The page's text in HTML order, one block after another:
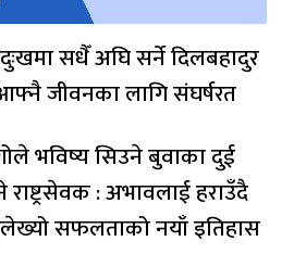
सधैँ अघि सर्ने दिलबहादुर
जीवनका लागि संघर्षरत
भविष्य सिउने बुवाका दुई
राष्ट्रसेवक : अभावलाई हराउँदै
सफलताको नयाँ इतिहास